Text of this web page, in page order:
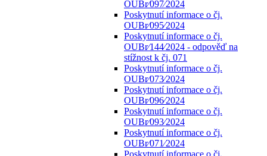
OUBr⁄097⁄2024
Poskytnutí informace o čj.
OUBr⁄095⁄2024
Poskytnutí informace o čj.
OUBr⁄144⁄2024 - odpověď na
stížnost k čj. 071
Poskytnutí informace o čj.
OUBr⁄073⁄2024
Poskytnutí informace o čj.
OUBr⁄096⁄2024
Poskytnutí informace o čj.
OUBr⁄093⁄2024
Poskytnutí informace o čj.
OUBr⁄071⁄2024
Poskytnutí informace o čj.